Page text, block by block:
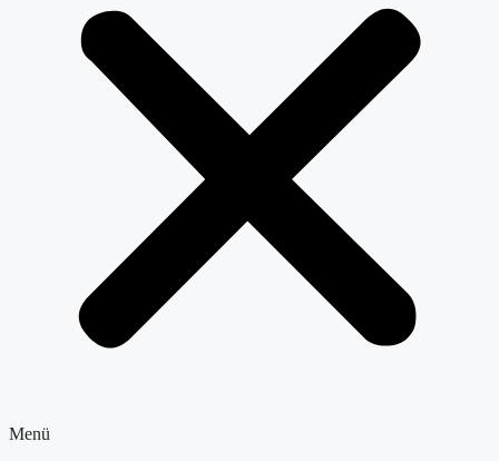
Menü